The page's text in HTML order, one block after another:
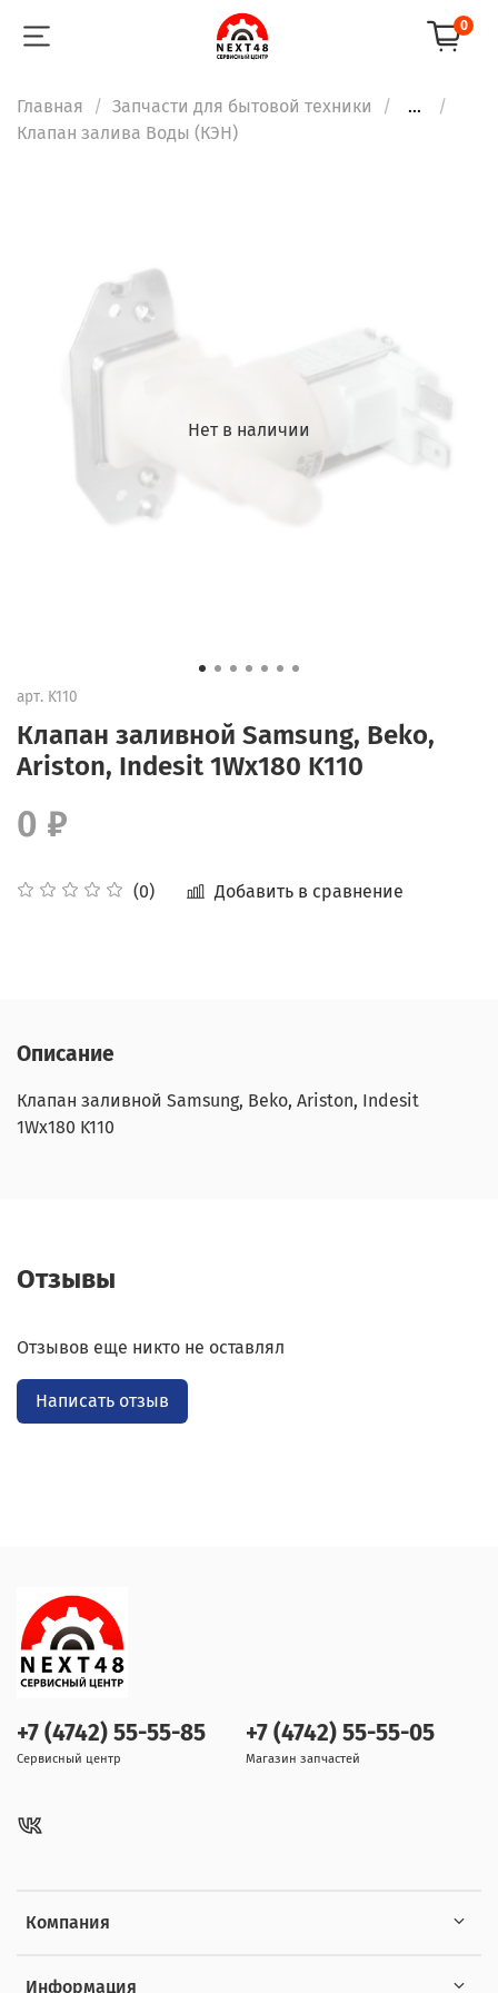
0
Главная Запчасти для бытовой техники
...
Клапан залива Воды (КЭН)
Нет в наличии
арт. K110
Клапан заливной Samsung, Beko,
Ariston, Indesit 1Wx180 K110
(0) Добавить в сравнение
0 ₽
Описание
Клапан заливной Samsung, Beko, Ariston, Indesit
1Wx180 K110
Отзывы
Отзывов еще никто не оставлял
Написать отзыв
Компания
Информация
+7 (4742) 55-55-85
Сервисный центр
+7 (4742) 55-55-05
Магазин запчастей